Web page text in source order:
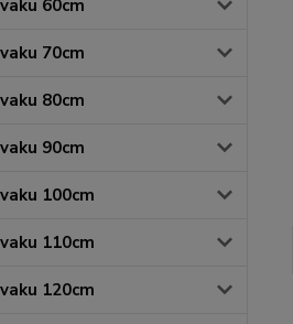
60cm
70cm
80cm
90cm
100cm
110cm
120cm